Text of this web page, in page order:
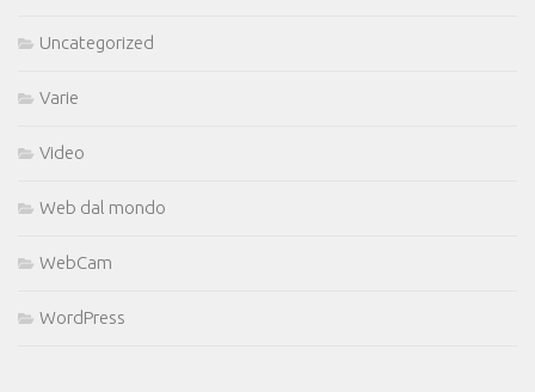
Uncategorized
Varie
Video
Web dal mondo
WebCam
WordPress